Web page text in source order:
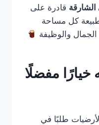
قادرة على
كل مساحة
والوظيفة
خيارًا مفضلًا
طلبًا في